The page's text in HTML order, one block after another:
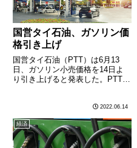
国営タイ石油、ガソリン価
格引き上げ
国営タイ石油（PTT）は6月13
日、ガソリン小売価格を14日よ
り引き上げると発表した。PTTに
は60サタン、軽油は1バーツ、プ
レミアム軽油は1.5バーツ。値上
げ後のリットル当たり………
2022.06.14
経済